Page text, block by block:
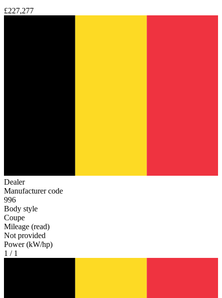
£227,277
Dealer
Manufacturer code
996
Body style
Coupe
Mileage (read)
Not provided
Power (kW/hp)
1 / 1